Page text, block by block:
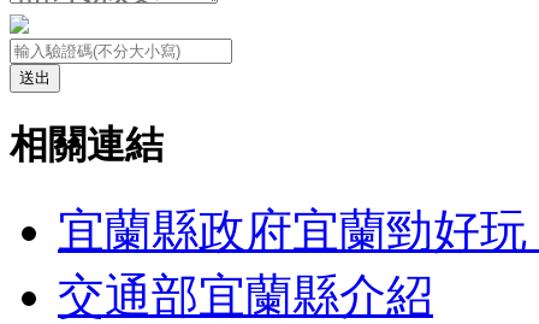
送出
相關連結
宜蘭縣政府宜蘭勁好
交通部宜蘭縣介紹